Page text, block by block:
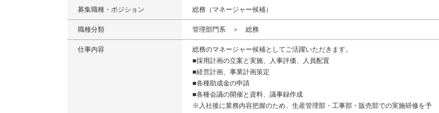
募集職種・ポジション 総務（マネージャー候補）
職種分類 管理部門系 ＞ 総務
仕事内容
総務のマネージャー候補としてご活躍いただきます。
■採用計画の立案と実施、人事評価、人員配置
■経営計画、事業計画策定
■各種助成金の申請
■各種会議の開催と資料、議事録作成
※入社後に業務内容把握のため、生産管理部・工事部・販売部での実施研修を予